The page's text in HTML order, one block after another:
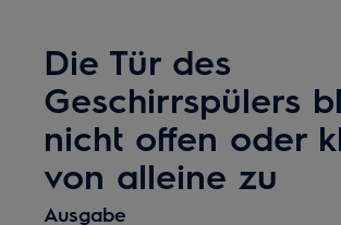
Die Tür des
Geschirrspülers
nicht offen oder
von alleine zu
Ausgabe